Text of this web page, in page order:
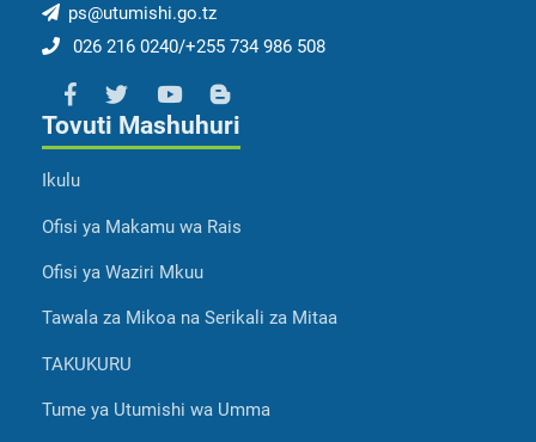
ps@utumishi.go.tz
026 216 0240/+255 734 986 508
Tovuti Mashuhuri
Ikulu
Ofisi ya Makamu wa Rais
Ofisi ya Waziri Mkuu
Tawala za Mikoa na Serikali za Mitaa
TAKUKURU
Tume ya Utumishi wa Umma